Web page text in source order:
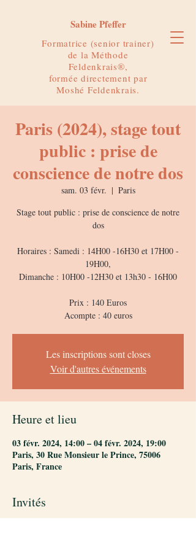
Sabine Pfeffer
Formatrice (senior trainer)
de la Méthode
Feldenkrais®,
formée directement par
Moshé Feldenkrais.
Paris (2024), stage tout
public : prise de
conscience de notre dos
sam. 03 févr.
  |
Paris
Stage tout public : prise de conscience de notre
dos
Horaires : Samedi : 14H00 -16H30 et 17H00 -
19H00,
Dimanche : 10H00 -12H30 et 13h30 - 16H00
Prix : 140 Euros
Acompte : 40 euros
Les inscriptions sont closes
Voir d'autres événements
Heure et lieu
03 févr. 2024, 14:00 – 04 févr. 2024, 19:00
Paris, 30 Rue Monsieur le Prince, 75006
Paris, France
Invités